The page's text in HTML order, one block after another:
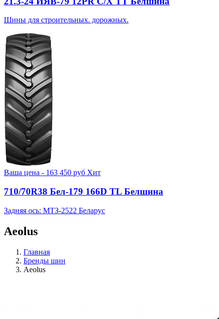
Шины для строительных. дорожных.
Ваша цена - 163 450 руб Хит
710/70R38 Бел-179 166D TL Белшина
Задняя ось: МТЗ-2522 Беларус
Aeolus
Главная
Бренды шин
Aeolus